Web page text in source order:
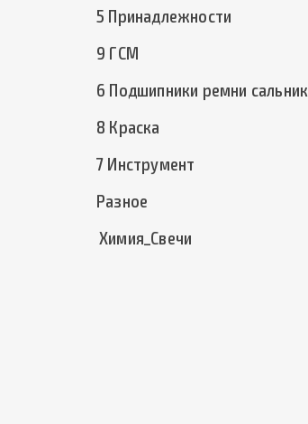
5 Принадлежности
9 ГСМ
6 Подшипники ремни сальник
8 Краска
7 Инструмент
Разное
Химия_Свечи